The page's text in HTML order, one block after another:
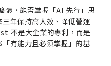
張，能否掌握「AI 先行」思
年保持高人效、降低營運
不是大企業的專利，而是
有能力且必須掌握」的基